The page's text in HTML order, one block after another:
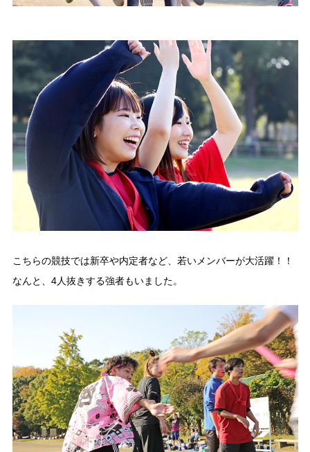
こちらの競技では新卒や内定者など、若いメンバーが大活躍！！
なんと、4人抜きする強者もいました。